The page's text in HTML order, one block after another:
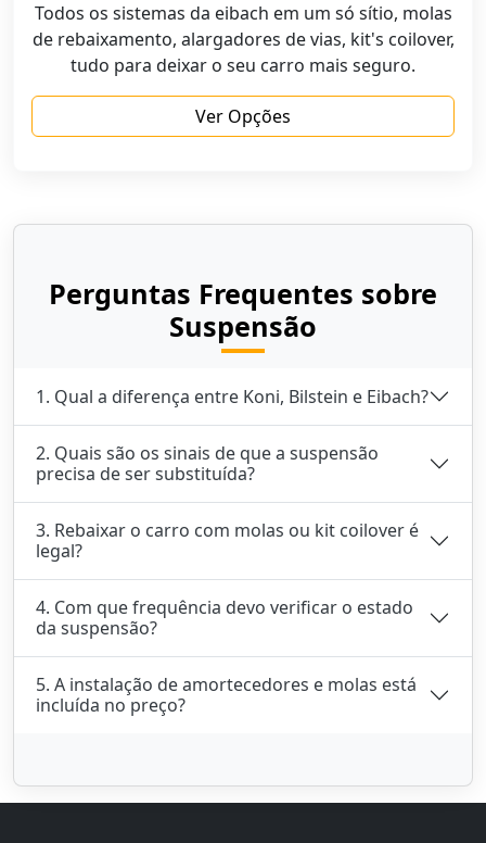
Todos os sistemas da eibach em um só sítio, molas
de rebaixamento, alargadores de vias, kit's coilover,
tudo para deixar o seu carro mais seguro.
Ver Opções
Perguntas Frequentes sobre
Suspensão
1. Qual a diferença entre Koni, Bilstein e Eibach?
2. Quais são os sinais de que a suspensão
precisa de ser substituída?
3. Rebaixar o carro com molas ou kit coilover é
legal?
4. Com que frequência devo verificar o estado
da suspensão?
5. A instalação de amortecedores e molas está
incluída no preço?